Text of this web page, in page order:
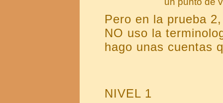
Pero en la prueba
NO uso la
hago unas cuentas
NIVEL 1